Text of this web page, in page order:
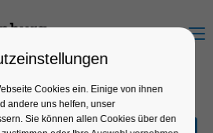
Menu
mit
Cookies ein. Einige von ihnen
andere uns helfen, unser
Sie können allen Cookies über den